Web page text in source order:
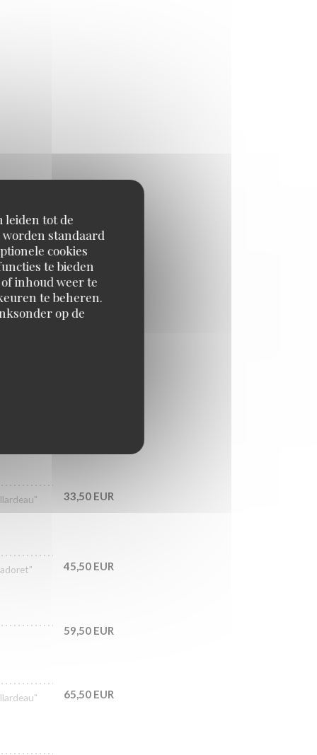
leiden tot de
standaard
cookies
te bieden
inhoud weer te
te beheren.
op de
33,50 EUR
45,50 EUR
59,50 EUR
65,50 EUR